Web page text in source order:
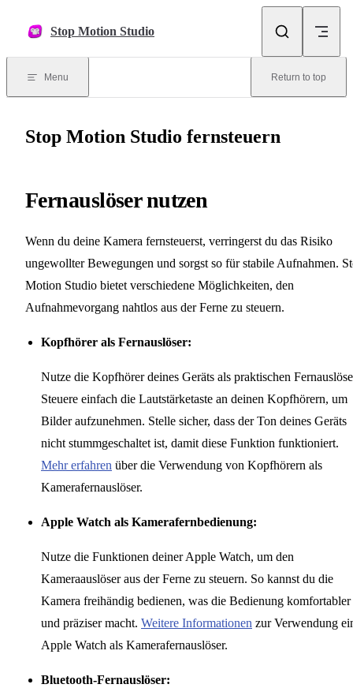
Stop Motion Studio
Menu Return to top
Stop Motion Studio fernsteuern
Fernauslöser nutzen
Wenn du deine Kamera fernsteuerst, verringerst du das Risiko
ungewollter Bewegungen und sorgst so für stabile Aufnahmen.
Motion Studio bietet verschiedene Möglichkeiten, den
Aufnahmevorgang nahtlos aus der Ferne zu steuern.
Kopfhörer als Fernauslöser:
Nutze die Kopfhörer deines Geräts als praktischen
Steuere einfach die Lautstärketaste an deinen Kopfhörern, um
Bilder aufzunehmen. Stelle sicher, dass der Ton deines Geräts
nicht stummgeschaltet ist, damit diese Funktion funktioniert.
Mehr erfahren über die Verwendung von Kopfhörern als
Kamerafernauslöser.
Apple Watch als Kamerafernbedienung:
Nutze die Funktionen deiner Apple Watch, um den
Kameraauslöser aus der Ferne zu steuern. So kannst du die
Kamera freihändig bedienen, was die Bedienung komfortabler
und präziser macht. Weitere Informationen zur Verwendung
Apple Watch als Kamerafernauslöser.
Bluetooth-Fernauslöser: